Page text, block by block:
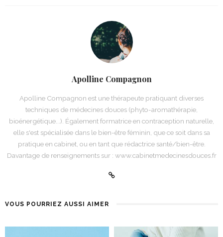
Apolline Compagnon
Apolline Compagnon est une thérapeute pratiquant diverses
techniques de médecines douces (phyto-aromathérapie,
bioénergétique...). Également formatrice en contraception naturelle,
elle s'est spécialisée dans le bien-être féminin, que ce soit dans sa
pratique en cabinet, ou en tant que rédactrice santé/bien-être.
Davantage de renseignements sur : www.cabinetmedecinesdouces.fr
VOUS POURRIEZ AUSSI AIMER